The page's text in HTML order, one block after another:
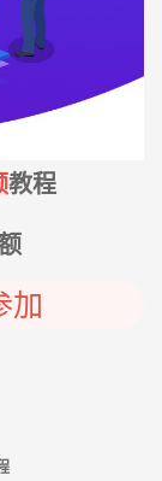
教程
加